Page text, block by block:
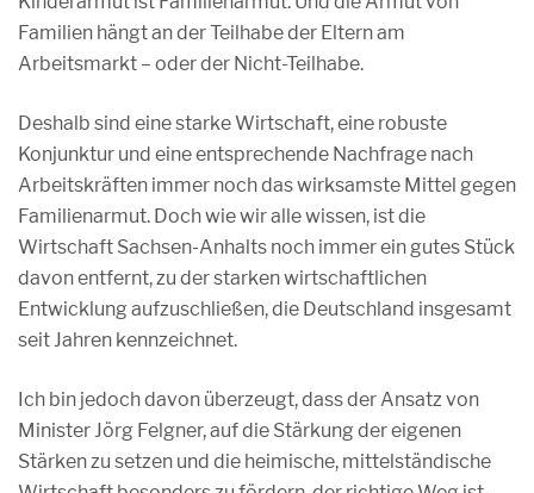
Familien hängt an der Teilhabe der Eltern am
Arbeitsmarkt – oder der Nicht-Teilhabe.
Deshalb sind eine starke Wirtschaft, eine robuste
Konjunktur und eine entsprechende Nachfrage nach
Arbeitskräften immer noch das wirksamste Mittel gegen
Familienarmut. Doch wie wir alle wissen, ist die
Wirtschaft Sachsen-Anhalts noch immer ein gutes Stück
davon entfernt, zu der starken wirtschaftlichen
Entwicklung aufzuschließen, die Deutschland insgesamt
seit Jahren kennzeichnet.
Ich bin jedoch davon überzeugt, dass der Ansatz von
Minister Jörg Felgner, auf die Stärkung der eigenen
Stärken zu setzen und die heimische, mittelständische